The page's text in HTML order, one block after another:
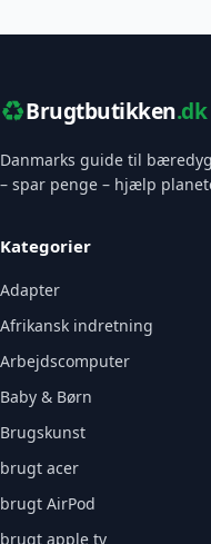
♻️Brugtbutikken.dk
Danmarks guide til
– spar penge – hjælp
Kategorier
Adapter
Afrikansk indretning
Arbejdscomputer
Baby & Børn
Brugskunst
brugt acer
brugt AirPod
brugt apple tv